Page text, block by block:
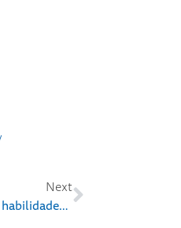
Next
La experiencia finlandesa apoya el desarrollo de habilidades a través del aprendizaje y del juego fenomenal en China